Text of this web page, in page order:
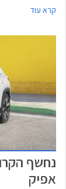
קרא עוד
נחשף
אפיק